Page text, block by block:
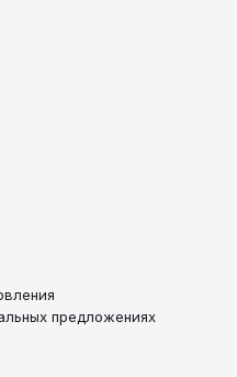
предложениях